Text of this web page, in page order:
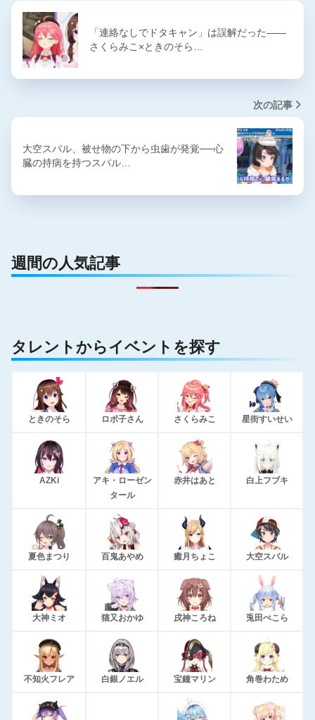
「連絡なしでドタキャン」は誤解だった――
さくらみこ×ときのそら…
次の記事
大空スバル、被せ物の下から虫歯が発覚──心
臓の持病を持つスバル…
週間の人気記事
タレントからイベントを探す
ときのそら ロボ子さん さくらみこ 星街すいせい
AZKi
アキ・ローゼン
タール
赤井はあと 白上フブキ
夏色まつり 百鬼あやめ 癒月ちょこ 大空スバル
大神ミオ 猫又おかゆ 戌神ころね 兎田ぺこら
不知火フレア 白銀ノエル 宝鐘マリン 角巻わため